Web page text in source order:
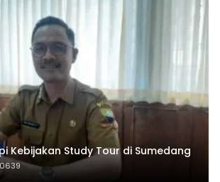
Kebijakan Study Tour di Sumedang